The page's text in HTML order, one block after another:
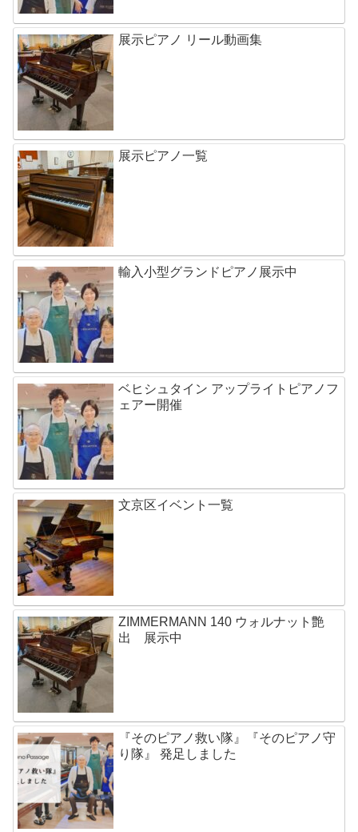
展示ピアノ リール動画集
展示ピアノ一覧
輸入小型グランドピアノ展示中
ベヒシュタイン アップライトピアノフ
ェアー開催
文京区イベント一覧
ZIMMERMANN 140 ウォルナット艶
出 展示中
『そのピアノ救い隊』『そのピアノ守
り隊』 発足しました